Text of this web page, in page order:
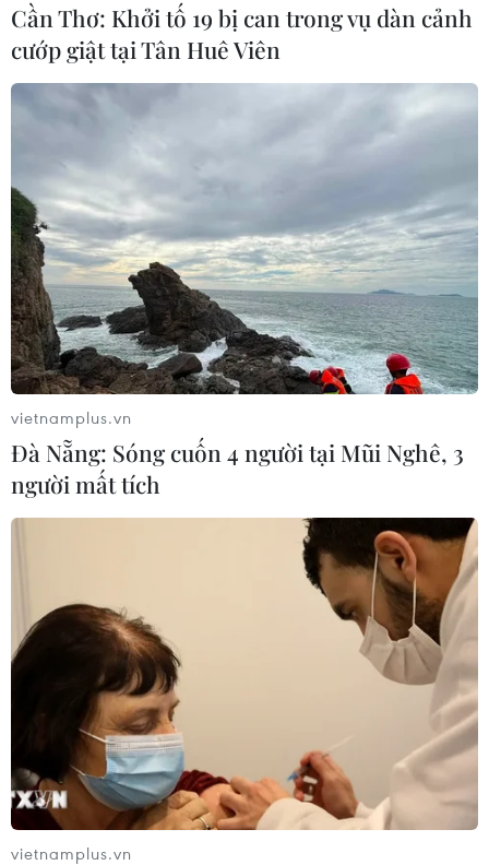
Bí thư Trung ương Đảng, Trưởng Ban Tuyên giáo Trung ương
Nguyễn Trọng Nghĩa với các đại biểu lực lượng vũ trang tại
buổi gặp mặt. (Ảnh: Trọng Đức-TTXVN)
(TTXVN/Vietnam+)
#Lãnh đạo Đảng
#Nhà nước
#Chủ tịch nước Võ Văn Thưởng
#Tri thức
#Nhà khoa học
#Văn nghệ sỹ
#Đen Vâu
TP. Hà Nội
Cần Thơ: Khởi tố 19 bị can trong vụ dàn cảnh
cướp giật tại Tân Huê Viên
vietnamplus.vn
Đà Nẵng: Sóng cuốn 4 người tại Mũi Nghê, 3
người mất tích
vietnamplus.vn